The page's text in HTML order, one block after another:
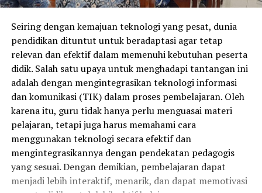
Seiring dengan kemajuan teknologi yang pesat, dunia
pendidikan dituntut untuk beradaptasi agar tetap
relevan dan efektif dalam memenuhi kebutuhan peserta
didik. Salah satu upaya untuk menghadapi tantangan ini
adalah dengan mengintegrasikan teknologi informasi
dan komunikasi (TIK) dalam proses pembelajaran. Oleh
karena itu, guru tidak hanya perlu menguasai materi
pelajaran, tetapi juga harus memahami cara
menggunakan teknologi secara efektif dan
mengintegrasikannya dengan pendekatan pedagogis
yang sesuai. Dengan demikian, pembelajaran dapat
menjadi lebih interaktif, menarik, dan dapat memotivasi